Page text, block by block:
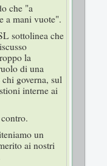
che "a
a mani vuote".
sottolinea che
la
di una
governa, sul
interne ai
un
ai nostri